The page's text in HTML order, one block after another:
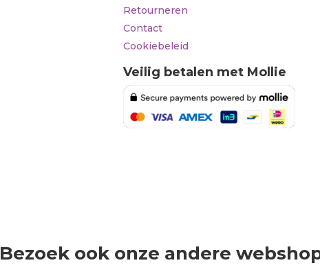
Retourneren
Contact
Cookiebeleid
Veilig betalen met Mollie
Bezoek ook onze andere